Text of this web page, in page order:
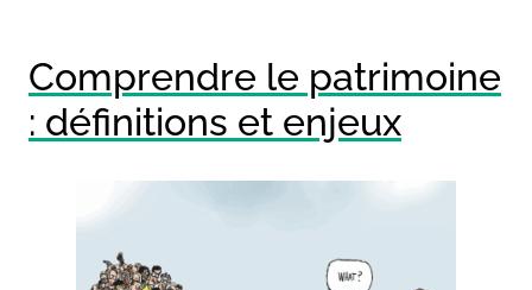
Comprendre le patrimoine
: définitions et enjeux